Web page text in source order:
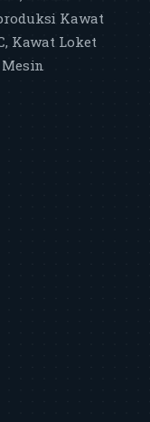
Kawat
Kawat Loket